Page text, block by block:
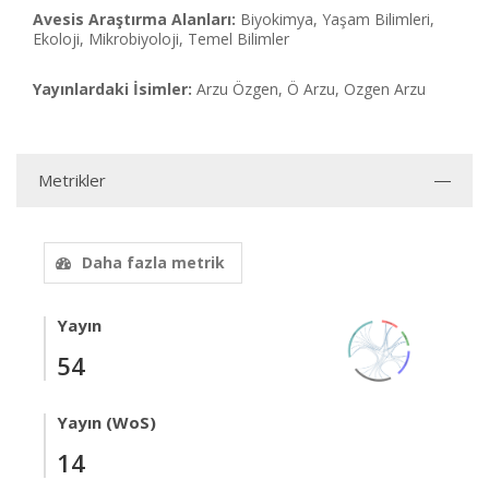
Avesis Araştırma Alanları: Biyokimya, Yaşam Bilimleri,
Ekoloji, Mikrobiyoloji, Temel Bilimler
Yayınlardaki İsimler: Arzu Özgen, Ö Arzu, Ozgen Arzu
Metrikler
Daha fazla metrik
Yayın
54
Yayın (WoS)
14